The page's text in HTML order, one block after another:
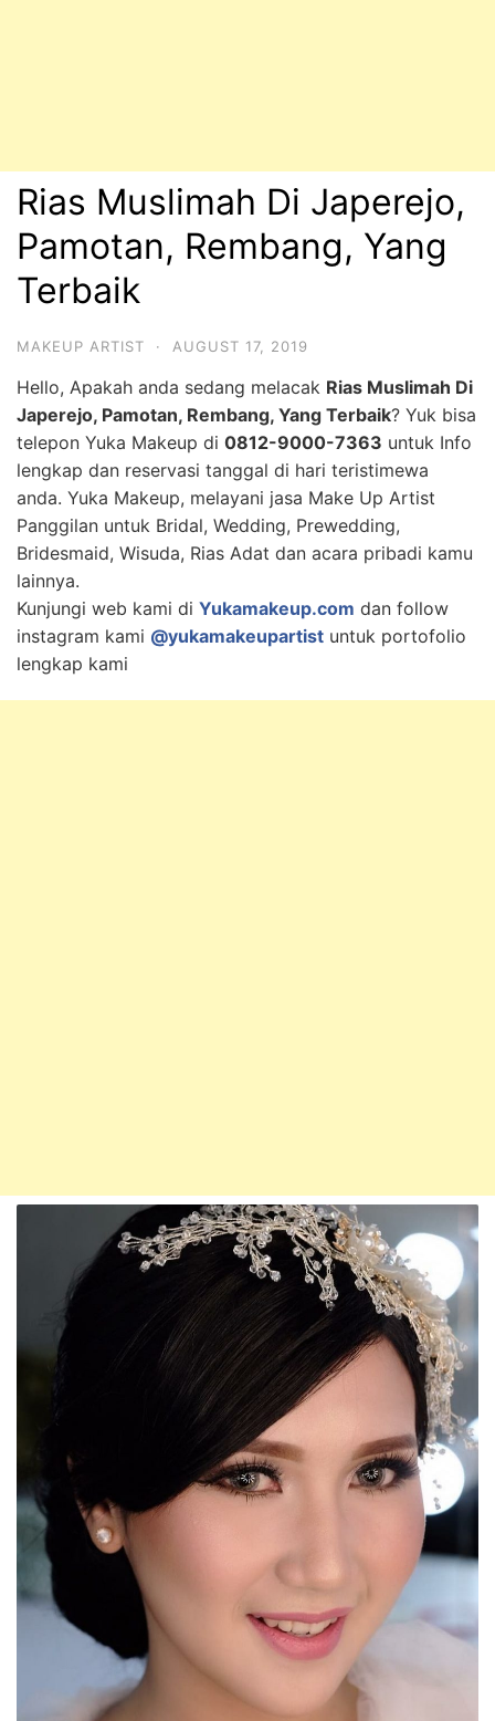
Rias Muslimah Di Japerejo,
Pamotan, Rembang, Yang
Terbaik
MAKEUP ARTIST · AUGUST 17, 2019
Hello, Apakah anda sedang melacak Rias Muslimah Di
Japerejo, Pamotan, Rembang, Yang Terbaik? Yuk bisa
telepon Yuka Makeup di 0812-9000-7363 untuk Info
lengkap dan reservasi tanggal di hari teristimewa
anda. Yuka Makeup, melayani jasa Make Up Artist
Panggilan untuk Bridal, Wedding, Prewedding,
Bridesmaid, Wisuda, Rias Adat dan acara pribadi kamu
lainnya.
Kunjungi web kami di Yukamakeup.com dan follow
instagram kami @yukamakeupartist untuk portofolio
lengkap kami